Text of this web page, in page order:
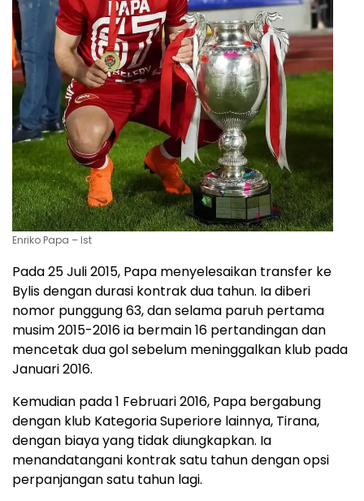
Enriko Papa – Ist
Pada 25 Juli 2015, Papa menyelesaikan transfer ke
Bylis dengan durasi kontrak dua tahun. Ia diberi
nomor punggung 63, dan selama paruh pertama
musim 2015-2016 ia bermain 16 pertandingan dan
mencetak dua gol sebelum meninggalkan klub pada
Januari 2016.
Kemudian pada 1 Februari 2016, Papa bergabung
dengan klub Kategoria Superiore lainnya, Tirana,
dengan biaya yang tidak diungkapkan. Ia
menandatangani kontrak satu tahun dengan opsi
perpanjangan satu tahun lagi.